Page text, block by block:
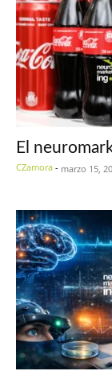
El
CZamora - marzo 15,